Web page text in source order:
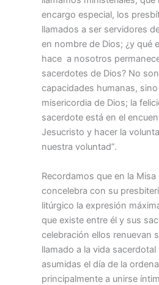
encargo especial, los
llamados a ser servidores
en nombre de Dios; ¿y qué
hace a nosotros
sacerdotes de Dios? No
capacidades humanas,
misericordia de Dios; la
sacerdote está en el
Jesucristo y hacer la
nuestra voluntad”.
Recordamos que en la
concelebra con su
litúrgico la expresión
que existe entre él y sus
celebración ellos renuevan
llamado a la vida
asumidas el día de la
principalmente a unirse